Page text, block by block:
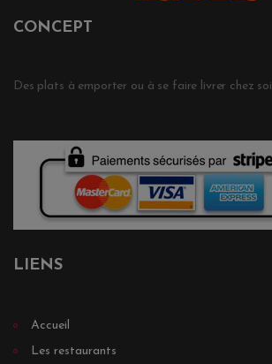
CONCEPT
Des plats à emporter ou à se faire livrer chez soi
LIENS
Accueil
Les restaurants